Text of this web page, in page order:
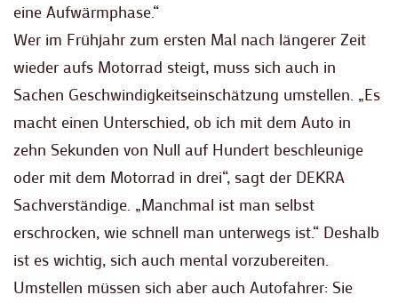
eine Aufwärmphase.“
Wer im Frühjahr zum ersten Mal nach längerer Zeit
wieder aufs Motorrad steigt, muss sich auch in
Sachen Geschwindigkeitseinschätzung umstellen. „Es
macht einen Unterschied, ob ich mit dem Auto in
zehn Sekunden von Null auf Hundert beschleunige
oder mit dem Motorrad in drei“, sagt der DEKRA
Sachverständige. „Manchmal ist man selbst
erschrocken, wie schnell man unterwegs ist.“ Deshalb
ist es wichtig, sich auch mental vorzubereiten.
Umstellen müssen sich aber auch Autofahrer: Sie